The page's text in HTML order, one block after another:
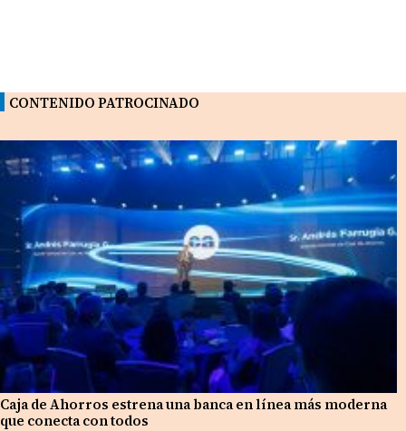
CONTENIDO PATROCINADO
Caja de Ahorros estrena una banca en línea más moderna
que conecta con todos